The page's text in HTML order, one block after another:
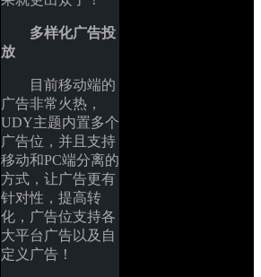
多样化广告投
放
目前移动端的
广告非常火热，
UDY主题内置多个
广告位，并且支持
移动和PC端分离的
方式，让广告更有
针对性，提高转
化，广告位支持各
大平台广告以及自
定义广告！